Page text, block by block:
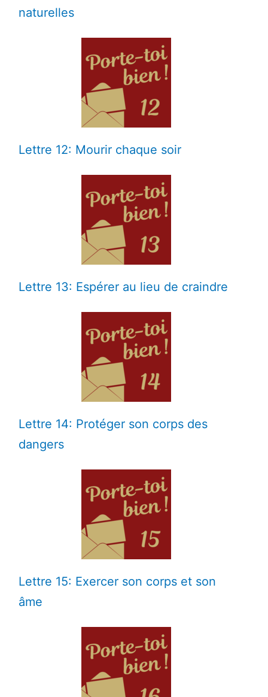
naturelles
Lettre 12: Mourir chaque soir
Lettre 13: Espérer au lieu de craindre
Lettre 14: Protéger son corps des
dangers
Lettre 15: Exercer son corps et son
âme